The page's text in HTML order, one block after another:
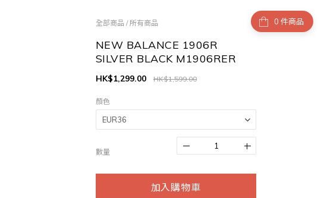
件商品
全部商品 /所有商品
NEW BALANCE 1906R
SILVER BLACK M1906RER
HK$1,599.00
HK$1,299.00
顏色
數量
加入購物車